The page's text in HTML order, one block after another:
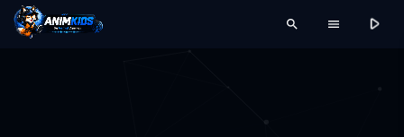
search menu play_arrow